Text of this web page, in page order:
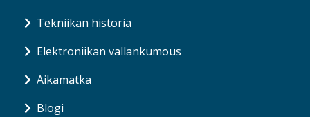
Tekniikan historia
Elektroniikan vallankumous
Aikamatka
Blogi